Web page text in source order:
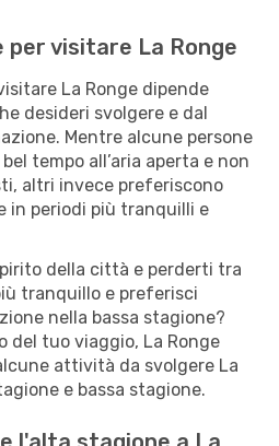
per visitare La Ronge
La Ronge dipende
desideri svolgere e dal
Mentre alcune persone
tempo all’aria aperta e non
altri invece preferiscono
in periodi più tranquilli e
della città e perderti tra
tranquillo e preferisci
nella bassa stagione?
del tuo viaggio, La Ronge
attività da svolgere La
e bassa stagione.